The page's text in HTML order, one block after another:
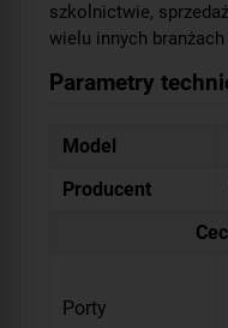
szkolnictwie,
wielu innych
Parametry
Model
Producent
Porty